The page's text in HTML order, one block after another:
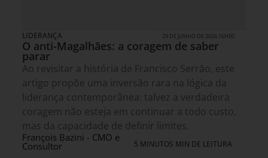
LIDERANÇA 29 DE JUNHO DE 2026 16H00
O anti-Magalhães: a coragem de saber
parar
Ao revisitar a história de Francisco Serrão, este
artigo propõe uma inversão rara na lógica da
liderança contemporânea: talvez a verdadeira
coragem não esteja em continuar a todo custo,
mas da capacidade de definir limites.
François Bazini - CMO e
Consultor 5 MINUTOS MIN DE LEITURA